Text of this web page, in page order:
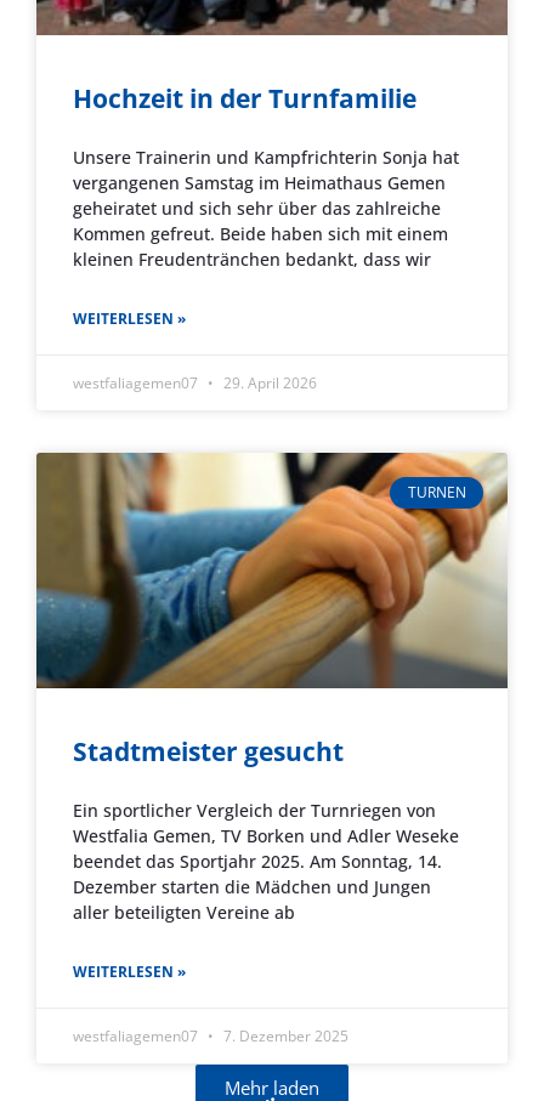
Hochzeit in der Turnfamilie
Unsere Trainerin und Kampfrichterin Sonja hat
vergangenen Samstag im Heimathaus Gemen
geheiratet und sich sehr über das zahlreiche
Kommen gefreut. Beide haben sich mit einem
kleinen Freudentränchen bedankt, dass wir
WEITERLESEN »
westfaliagemen07 29. April 2026
TURNEN
Stadtmeister gesucht
Ein sportlicher Vergleich der Turnriegen von
Westfalia Gemen, TV Borken und Adler Weseke
beendet das Sportjahr 2025. Am Sonntag, 14.
Dezember starten die Mädchen und Jungen
aller beteiligten Vereine ab
WEITERLESEN »
westfaliagemen07 7. Dezember 2025
Mehr laden